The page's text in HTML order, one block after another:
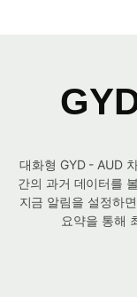
대화형 GYD - AUD
간의 과거 데이터를
지금 알림을 설정하
요약을 통해